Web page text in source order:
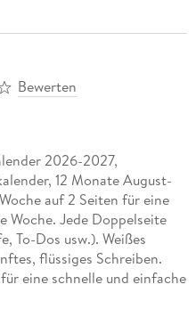
Bewerten
2026-2027,
12 Monate August-
auf 2 Seiten für eine
Woche. Jede Doppelseite
To-Dos usw.). Weißes
flüssiges Schreiben.
eine schnelle und einfache